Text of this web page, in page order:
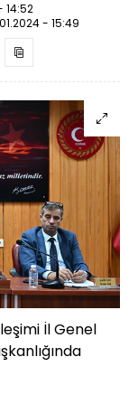
14:52
- 15:49
İl Genel